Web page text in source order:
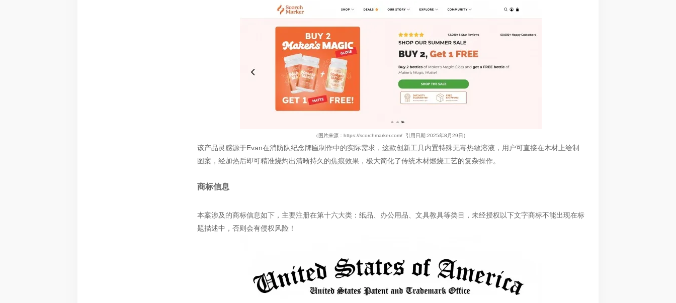
（图片来源：https://scorchmarker.com/ 引用日期:2025年8月29日）
该产品灵感源于Evan在消防队纪念牌匾制作中的实际需求 ，这款创新工具内置特殊无毒热敏溶液，用户可直接在木材上绘制
图案，经加热后即可精准烧灼出清晰持久的焦痕效果，极大简化了传统木材燃烧工艺的复杂操作。
商标信息
本案涉及的商标信息如下，主要注册在第十六大类：纸品、办公用品、文具教具等类目，未经授权以下文字商标不能出现在标
题描述中，否则会有侵权风险！